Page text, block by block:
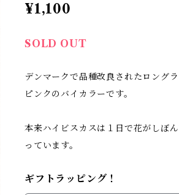
¥1,100
SOLD OUT
デンマークで品種改良されたロング
ピンクのバイカラーです。
本来ハイビスカスは１日で花がしぼ
っています。
ギフトラッピング！